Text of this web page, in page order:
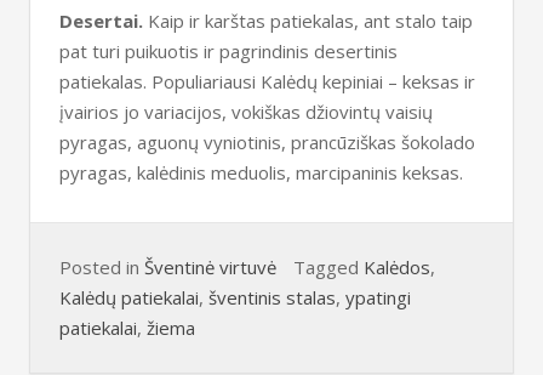
Desertai. Kaip ir karštas patiekalas, ant stalo taip
pat turi puikuotis ir pagrindinis desertinis
patiekalas. Populiariausi Kalėdų kepiniai – keksas ir
įvairios jo variacijos, vokiškas džiovintų vaisių
pyragas, aguonų vyniotinis, prancūziškas šokolado
pyragas, kalėdinis meduolis, marcipaninis keksas.
Posted in Šventinė virtuvė Tagged Kalėdos,
Kalėdų patiekalai, šventinis stalas, ypatingi
patiekalai, žiema